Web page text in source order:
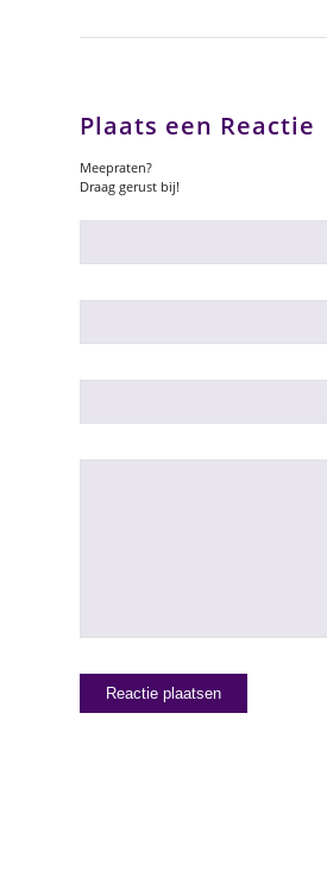
Plaats een Reactie
Meepraten?
Draag gerust bij!